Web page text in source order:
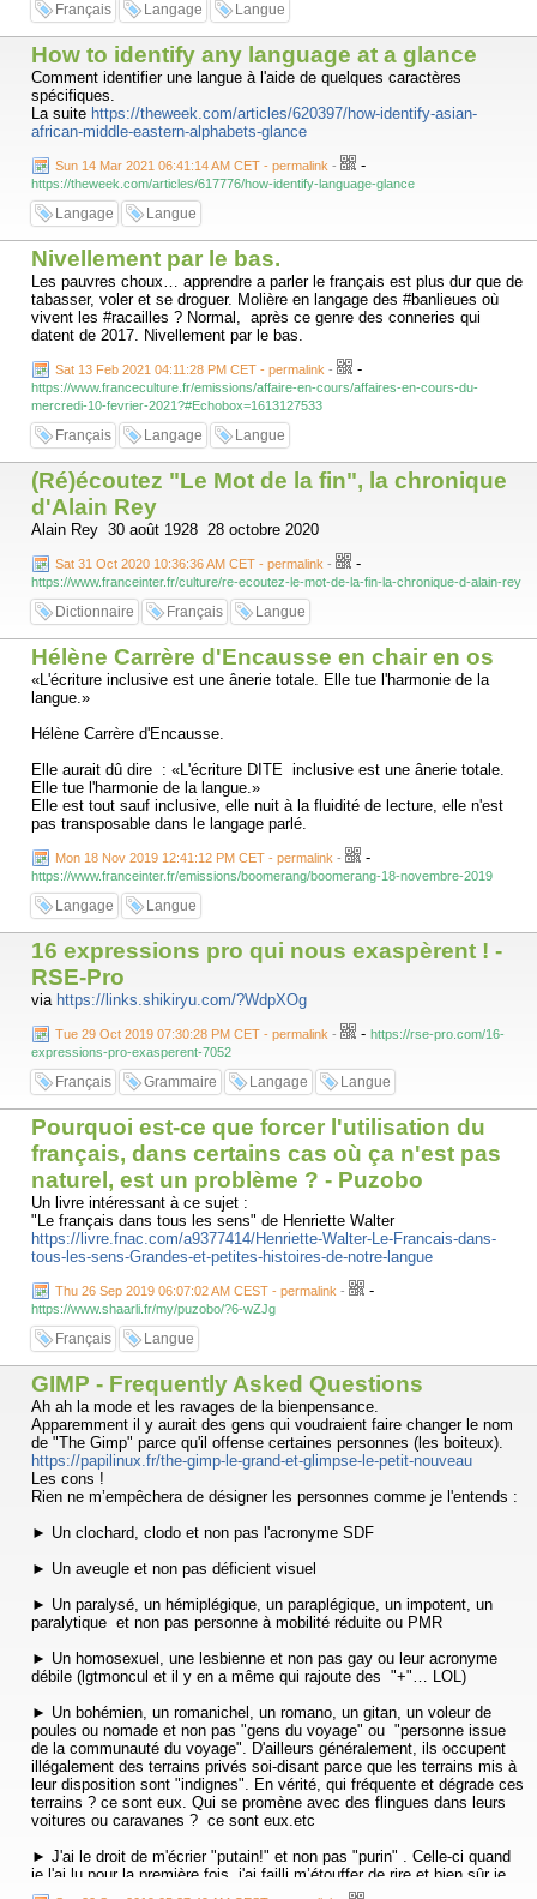
Français Langage Langue
How to identify any language at a glance
Comment identifier une langue à l'aide de quelques caractères
spécifiques.
La suite https://theweek.com/articles/620397/how-identify-asian-
african-middle-eastern-alphabets-glance
Sun 14 Mar 2021 06:41:14 AM CET - permalink - -
https://theweek.com/articles/617776/how-identify-language-glance
Langage Langue
Nivellement par le bas.
Les pauvres choux… apprendre a parler le français est plus dur que de
tabasser, voler et se droguer. Molière en langage des #banlieues où
vivent les #racailles ? Normal, après ce genre des conneries qui
datent de 2017. Nivellement par le bas.
Sat 13 Feb 2021 04:11:28 PM CET - permalink - -
https://www.franceculture.fr/emissions/affaire-en-cours/affaires-en-cours-du-
mercredi-10-fevrier-2021?#Echobox=1613127533
Français Langage Langue
(Ré)écoutez "Le Mot de la fin", la chronique
d'Alain Rey
Alain Rey 30 août 1928 28 octobre 2020
Sat 31 Oct 2020 10:36:36 AM CET - permalink - -
https://www.franceinter.fr/culture/re-ecoutez-le-mot-de-la-fin-la-chronique-d-alain-rey
Dictionnaire Français Langue
Hélène Carrère d'Encausse en chair en os
«L'écriture inclusive est une ânerie totale. Elle tue l'harmonie de la
langue.»
Hélène Carrère d'Encausse.
Elle aurait dû dire : «L'écriture DITE inclusive est une ânerie totale.
Elle tue l'harmonie de la langue.»
Elle est tout sauf inclusive, elle nuit à la fluidité de lecture, elle n'est
pas transposable dans le langage parlé.
Mon 18 Nov 2019 12:41:12 PM CET - permalink - -
https://www.franceinter.fr/emissions/boomerang/boomerang-18-novembre-2019
Langage Langue
16 expressions pro qui nous exaspèrent ! -
RSE-Pro
via https://links.shikiryu.com/?WdpXOg
Tue 29 Oct 2019 07:30:28 PM CET - permalink - - https://rse-pro.com/16-
expressions-pro-exasperent-7052
Français Grammaire Langage Langue
Pourquoi est-ce que forcer l'utilisation du
français, dans certains cas où ça n'est pas
naturel, est un problème ? - Puzobo
Un livre intéressant à ce sujet :
"Le français dans tous les sens" de Henriette Walter
https://livre.fnac.com/a9377414/Henriette-Walter-Le-Francais-dans-
tous-les-sens-Grandes-et-petites-histoires-de-notre-langue
Thu 26 Sep 2019 06:07:02 AM CEST - permalink - -
https://www.shaarli.fr/my/puzobo/?6-wZJg
Français Langue
GIMP - Frequently Asked Questions
Ah ah la mode et les ravages de la bienpensance.
Apparemment il y aurait des gens qui voudraient faire changer le nom
de "The Gimp" parce qu'il offense certaines personnes (les boiteux).
https://papilinux.fr/the-gimp-le-grand-et-glimpse-le-petit-nouveau
Les cons !
Rien ne m’empêchera de désigner les personnes comme je l'entends :
► Un clochard, clodo et non pas l'acronyme SDF
► Un aveugle et non pas déficient visuel
► Un paralysé, un hémiplégique, un paraplégique, un impotent, un
paralytique et non pas personne à mobilité réduite ou PMR
► Un homosexuel, une lesbienne et non pas gay ou leur acronyme
débile (lgtmoncul et il y en a même qui rajoute des "+"… LOL)
► Un bohémien, un romanichel, un romano, un gitan, un voleur de
poules ou nomade et non pas "gens du voyage" ou "personne issue
de la communauté du voyage". D'ailleurs généralement, ils occupent
illégalement des terrains privés soi-disant parce que les terrains mis à
leur disposition sont "indignes". En vérité, qui fréquente et dégrade ces
terrains ? ce sont eux. Qui se promène avec des flingues dans leurs
voitures ou caravanes ? ce sont eux.etc
► J'ai le droit de m'écrier "putain!" et non pas "purin" . Celle-ci quand
je l'ai lu pour la première fois, j'ai failli m’étouffer de rire et bien sûr je
l'ai montrée aux potes qui ont eu la même réaction.